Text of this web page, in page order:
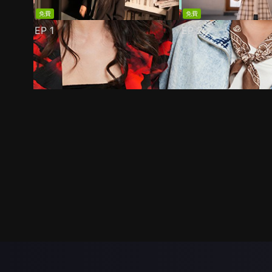
免費
EP1
免費
EP2
預告 劇照 推薦影片 劇情介紹